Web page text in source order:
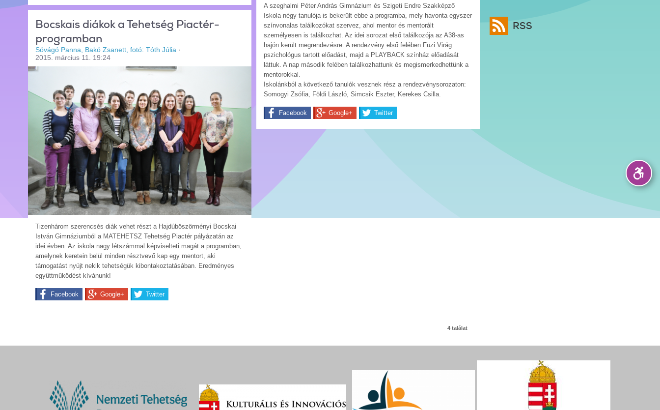
A szeghalmi Péter András Gimnázium és Szigeti Endre Szakképző
Iskola négy tanulója is bekerült ebbe a programba, mely havonta egyszer
színvonalas találkozókat szervez, ahol mentor és mentorált
személyesen is találkozhat. Az idei sorozat első találkozója az A38-as
hajón került megrendezésre. A rendezvény első felében Füzi Virág
pszichológus tartott előadást, majd a PLAYBACK színház előadását
láttuk. A nap második felében találkozhattunk és megismerkedhettünk a
mentorokkal.
Iskolánkból a következő tanulók vesznek rész a rendezvénysorozaton:
Somogyi Zsófia, Földi László, Simcsik Eszter, Kerekes Csilla.
Facebook Google+ Twitter
Bocskais diákok a Tehetség Piactér-
programban
Sóvágó Panna, Bakó Zsanett, fotó: Tóth Júlia ·
2015. március 11. 19:24
Tizenhárom szerencsés diák vehet részt a Hajdúböszörményi Bocskai
István Gimnáziumból a MATEHETSZ Tehetség Piactér pályázatán az
idei évben. Az iskola nagy létszámmal képviselteti magát a programban,
amelynek keretein belül minden résztvevő kap egy mentort, aki
támogatást nyújt nekik tehetségük kibontakoztatásában. Eredményes
együttműködést kívánunk!
Facebook Google+ Twitter
4 találat
RSS